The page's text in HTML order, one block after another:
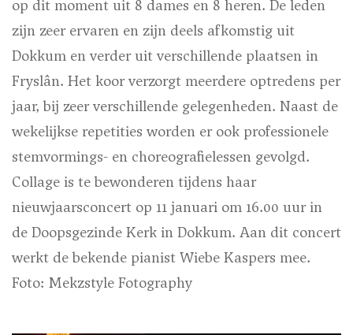
op dit moment uit 8 dames en 8 heren. De leden
zijn zeer ervaren en zijn deels afkomstig uit
Dokkum en verder uit verschillende plaatsen in
Fryslân. Het koor verzorgt meerdere optredens per
jaar, bij zeer verschillende gelegenheden. Naast de
wekelijkse repetities worden er ook professionele
stemvormings- en choreografielessen gevolgd.
Collage is te bewonderen tijdens haar
nieuwjaarsconcert op 11 januari om 16.00 uur in
de Doopsgezinde Kerk in Dokkum. Aan dit concert
werkt de bekende pianist Wiebe Kaspers mee.
Foto: Mekzstyle Fotography